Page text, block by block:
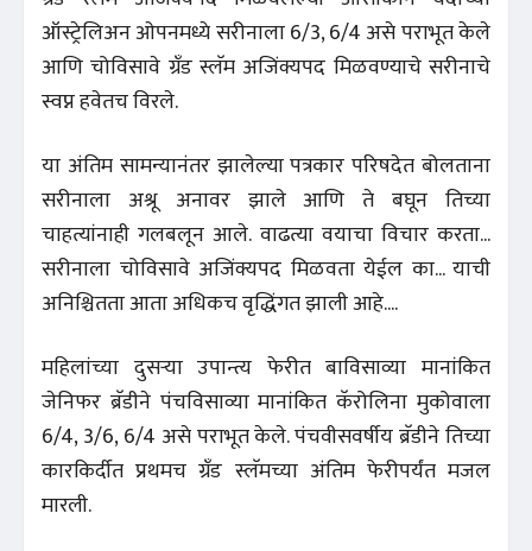
ऑस्ट्रेलिअन ओपनमध्ये सरीनाला 6/3, 6/4 असे पराभूत केले
आणि चोविसावे ग्रँड स्लॅम अजिंक्यपद मिळवण्याचे सरीनाचे
स्वप्न हवेतच विरले.
या अंतिम सामन्यानंतर झालेल्या पत्रकार परिषदेत बोलताना
सरीनाला अश्रू अनावर झाले आणि ते बघून तिच्या
चाहत्यांनाही गलबलून आले. वाढत्या वयाचा विचार करता...
सरीनाला चोविसावे अजिंक्यपद मिळवता येईल का... याची
अनिश्चितता आता अधिकच वृद्धिंगत झाली आहे....
महिलांच्या दुसऱ्या उपान्त्य फेरीत बाविसाव्या मानांकित
जेनिफर ब्रॅडीने पंचविसाव्या मानांकित कॅरोलिना मुकोवाला
6/4, 3/6, 6/4 असे पराभूत केले. पंचवीसवर्षीय ब्रॅडीने तिच्या
कारकिर्दीत प्रथमच ग्रँड स्लॅमच्या अंतिम फेरीपर्यंत मजल
मारली.